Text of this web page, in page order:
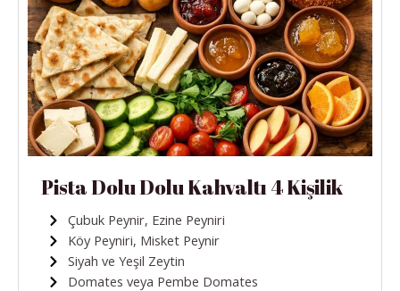
Pista Dolu Dolu Kahvaltı 4 Kişilik
Çubuk Peynir, Ezine Peyniri
Köy Peyniri, Misket Peynir
Siyah ve Yeşil Zeytin
Domates veya Pembe Domates